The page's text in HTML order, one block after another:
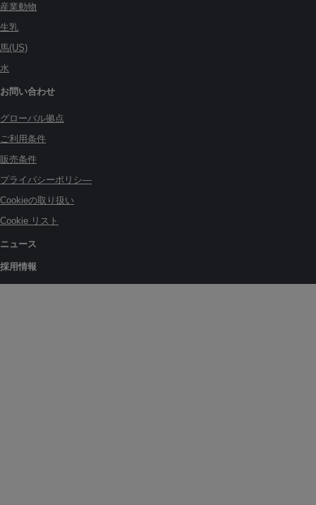
産業動物
生乳
馬(US)
水
お問い合わせ
グローバル拠点
ご利用条件
販売条件
プライバシーポリシ―
Cookieの取り扱い
Cookie リスト
ニュース
採用情報